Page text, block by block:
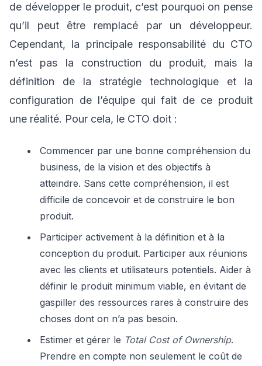
de développer le produit, c’est pourquoi on pense
qu’il peut être remplacé par un développeur.
Cependant, la principale responsabilité du CTO
n’est pas la construction du produit, mais la
définition de la stratégie technologique et la
configuration de l’équipe qui fait de ce produit
une réalité. Pour cela, le CTO doit :
Commencer par une bonne compréhension du
business, de la vision et des objectifs à
atteindre. Sans cette compréhension, il est
difficile de concevoir et de construire le bon
produit.
Participer activement à la définition et à la
conception du produit. Participer aux réunions
avec les clients et utilisateurs potentiels. Aider à
définir le produit minimum viable, en évitant de
gaspiller des ressources rares à construire des
choses dont on n’a pas besoin.
Estimer et gérer le Total Cost of Ownership.
Prendre en compte non seulement le coût de